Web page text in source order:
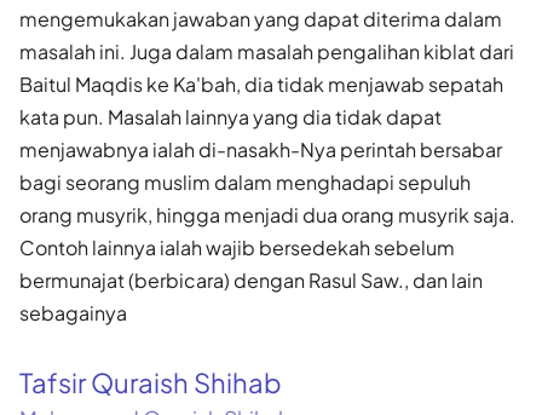
mengemukakan jawaban yang dapat diterima dalam
masalah ini. Juga dalam masalah pengalihan kiblat dari
Baitul Maqdis ke Ka'bah, dia tidak menjawab sepatah
kata pun. Masalah lainnya yang dia tidak dapat
menjawabnya ialah di-nasakh-Nya perintah bersabar
bagi seorang muslim dalam menghadapi sepuluh
orang musyrik, hingga menjadi dua orang musyrik saja.
Contoh lainnya ialah wajib bersedekah sebelum
bermunajat (berbicara) dengan Rasul Saw., dan lain
sebagainya
Tafsir Quraish Shihab